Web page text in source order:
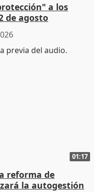
a los
de agosto
01:17
reforma de
la autogestión